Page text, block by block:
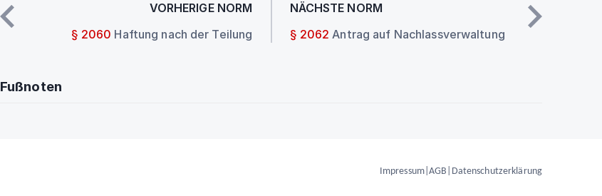
VORHERIGE NORM
§ 2060 Haftung nach der Teilung
NÄCHSTE NORM
§ 2062 Antrag auf Nachlassverwaltung
Fußnoten
Impressum|AGB Datenschutzerklärung